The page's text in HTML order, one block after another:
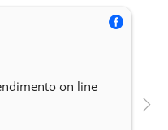
on line